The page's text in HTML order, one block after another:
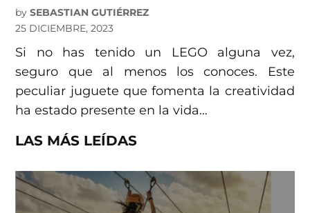
by SEBASTIAN GUTIÉRREZ
25 DICIEMBRE, 2023
Si no has tenido un LEGO alguna vez,
seguro que al menos los conoces. Este
peculiar juguete que fomenta la creatividad
ha estado presente en la vida…
LAS MÁS LEÍDAS